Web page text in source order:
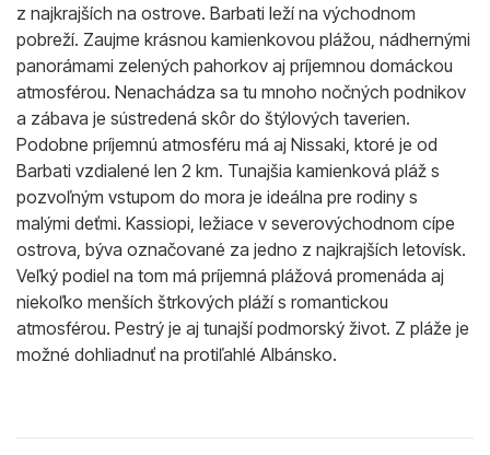
z najkrajších na ostrove. Barbati leží na východnom
pobreží. Zaujme krásnou kamienkovou plážou, nádhernými
panorámami zelených pahorkov aj príjemnou domáckou
atmosférou. Nenachádza sa tu mnoho nočných podnikov
a zábava je sústredená skôr do štýlových taverien.
Podobne príjemnú atmosféru má aj Nissaki, ktoré je od
Barbati vzdialené len 2 km. Tunajšia kamienková pláž s
pozvoľným vstupom do mora je ideálna pre rodiny s
malými deťmi. Kassiopi, ležiace v severovýchodnom cípe
ostrova, býva označované za jedno z najkrajších letovísk.
Veľký podiel na tom má príjemná plážová promenáda aj
niekoľko menších štrkových pláží s romantickou
atmosférou. Pestrý je aj tunajší podmorský život. Z pláže je
možné dohliadnuť na protiľahlé Albánsko.